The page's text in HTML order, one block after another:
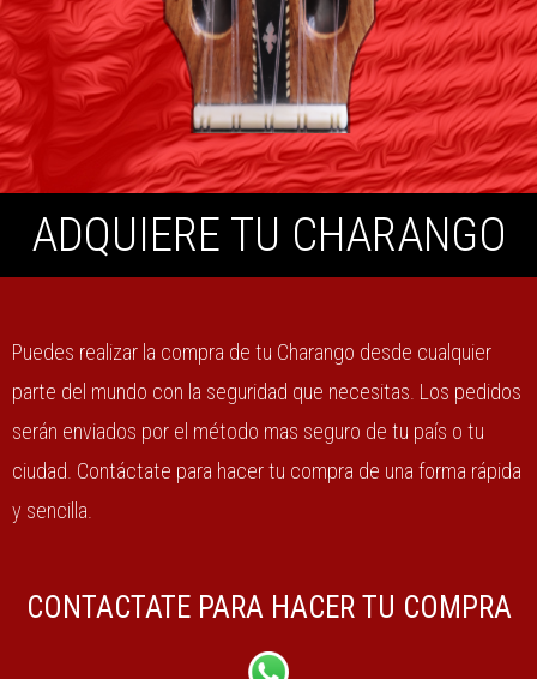
ADQUIERE TU CHARANGO
Puedes realizar la compra de tu Charango desde cualquier
parte del mundo con la seguridad que necesitas. Los pedidos
serán enviados por el método mas seguro de tu país o tu
ciudad. Contáctate para hacer tu compra de una forma rápida
y sencilla.
CONTACTATE PARA HACER TU COMPRA